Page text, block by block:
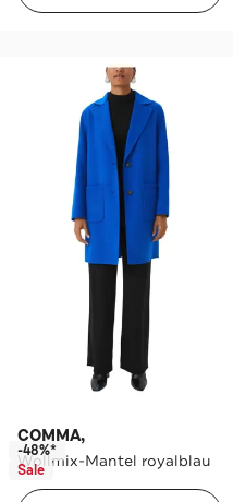
COMMA,
Wollmix-Mantel royalblau
-48%*
Sale